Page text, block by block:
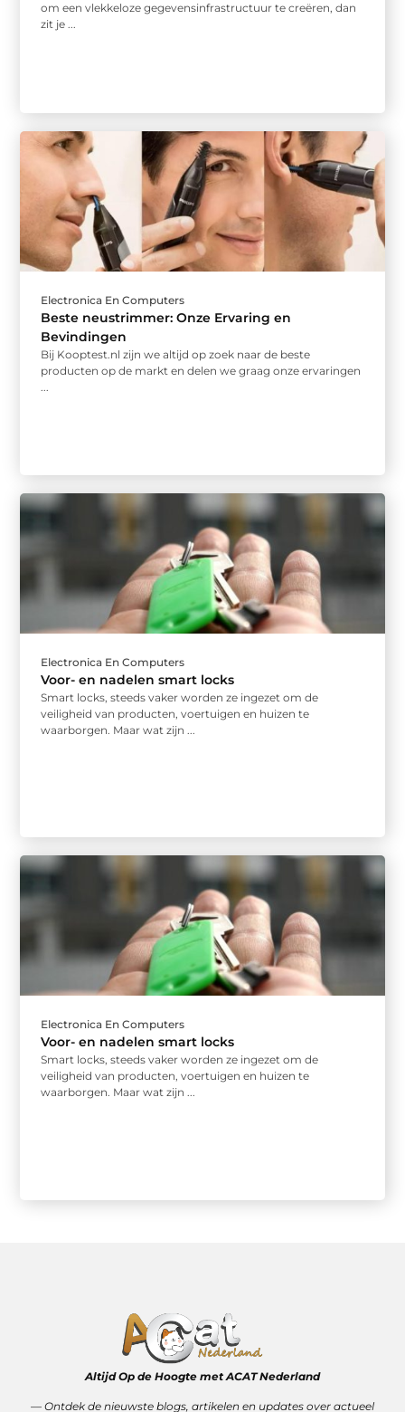
om een vlekkeloze gegevensinfrastructuur te creëren, dan
zit je ...
Electronica En Computers
Beste neustrimmer: Onze Ervaring en
Bevindingen
Bij Kooptest.nl zijn we altijd op zoek naar de beste
producten op de markt en delen we graag onze ervaringen
Electronica En Computers
Voor- en nadelen smart locks
Smart locks, steeds vaker worden ze ingezet om de
veiligheid van producten, voertuigen en huizen te
waarborgen. Maar wat zijn ...
Electronica En Computers
Voor- en nadelen smart locks
Smart locks, steeds vaker worden ze ingezet om de
veiligheid van producten, voertuigen en huizen te
waarborgen. Maar wat zijn ...
Altijd Op de Hoogte met ACAT Nederland
–– Ontdek de nieuwste blogs, artikelen en updates over actueel